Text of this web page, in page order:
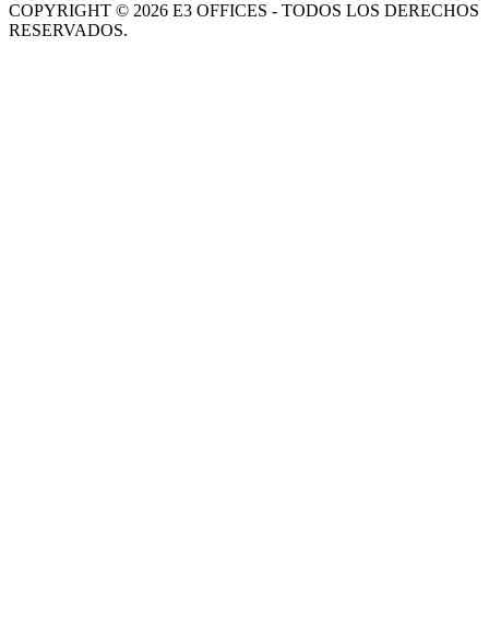
COPYRIGHT © 2026 E3 OFFICES - TODOS LOS DERECHOS
RESERVADOS.